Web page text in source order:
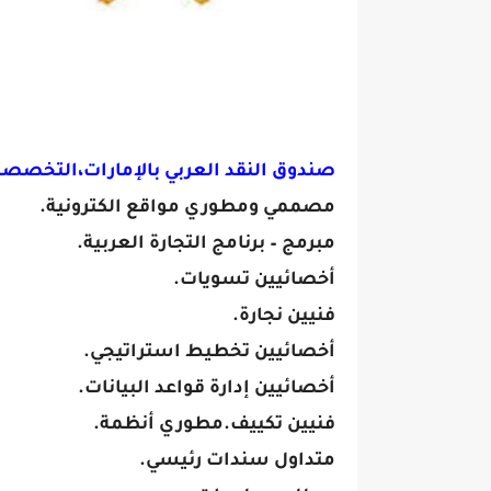
صندوق النقد العربي
مصممي ومطوري مواقع الكترونية.
مبرمج – برنامج التجارة العربية.
أخصائيين تسويات.
فنيين نجارة.
أخصائيين تخطيط استراتيجي.
أخصائيين إدارة قواعد البيانات.
فنيين تكييف.مطوري أنظمة.
متداول سندات رئيسي.